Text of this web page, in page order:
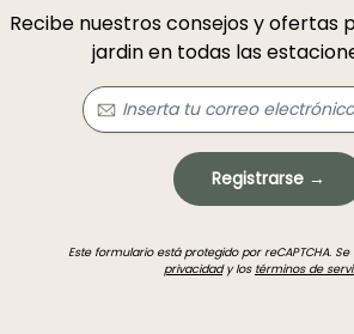
Recibe nuestros consejos y ofertas
jardin en todas las
Registrarse →
Este formulario está protegido por reCAPTCHA.
privacidady los términos de